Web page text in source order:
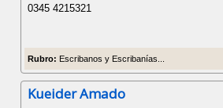
0345 4215321
Rubro: Escribanos y Escribanías...
Kueider Amado